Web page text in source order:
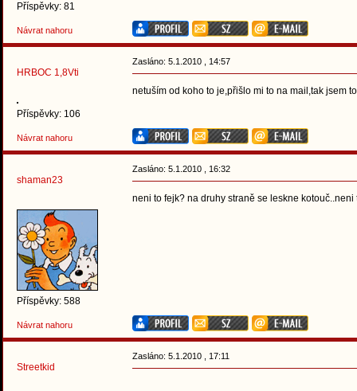
Příspěvky: 81
Návrat nahoru
HRBOC 1,8Vti
Příspěvky: 106
Zasláno: 5.1.2010 , 14:57
netuším od koho to je,přišlo mi to na mail,tak jsem
Návrat nahoru
shaman23
Příspěvky: 588
Zasláno: 5.1.2010 , 16:32
neni to fejk? na druhy straně se leskne kotouč..neni
Návrat nahoru
Streetkid
Zasláno: 5.1.2010 , 17:11